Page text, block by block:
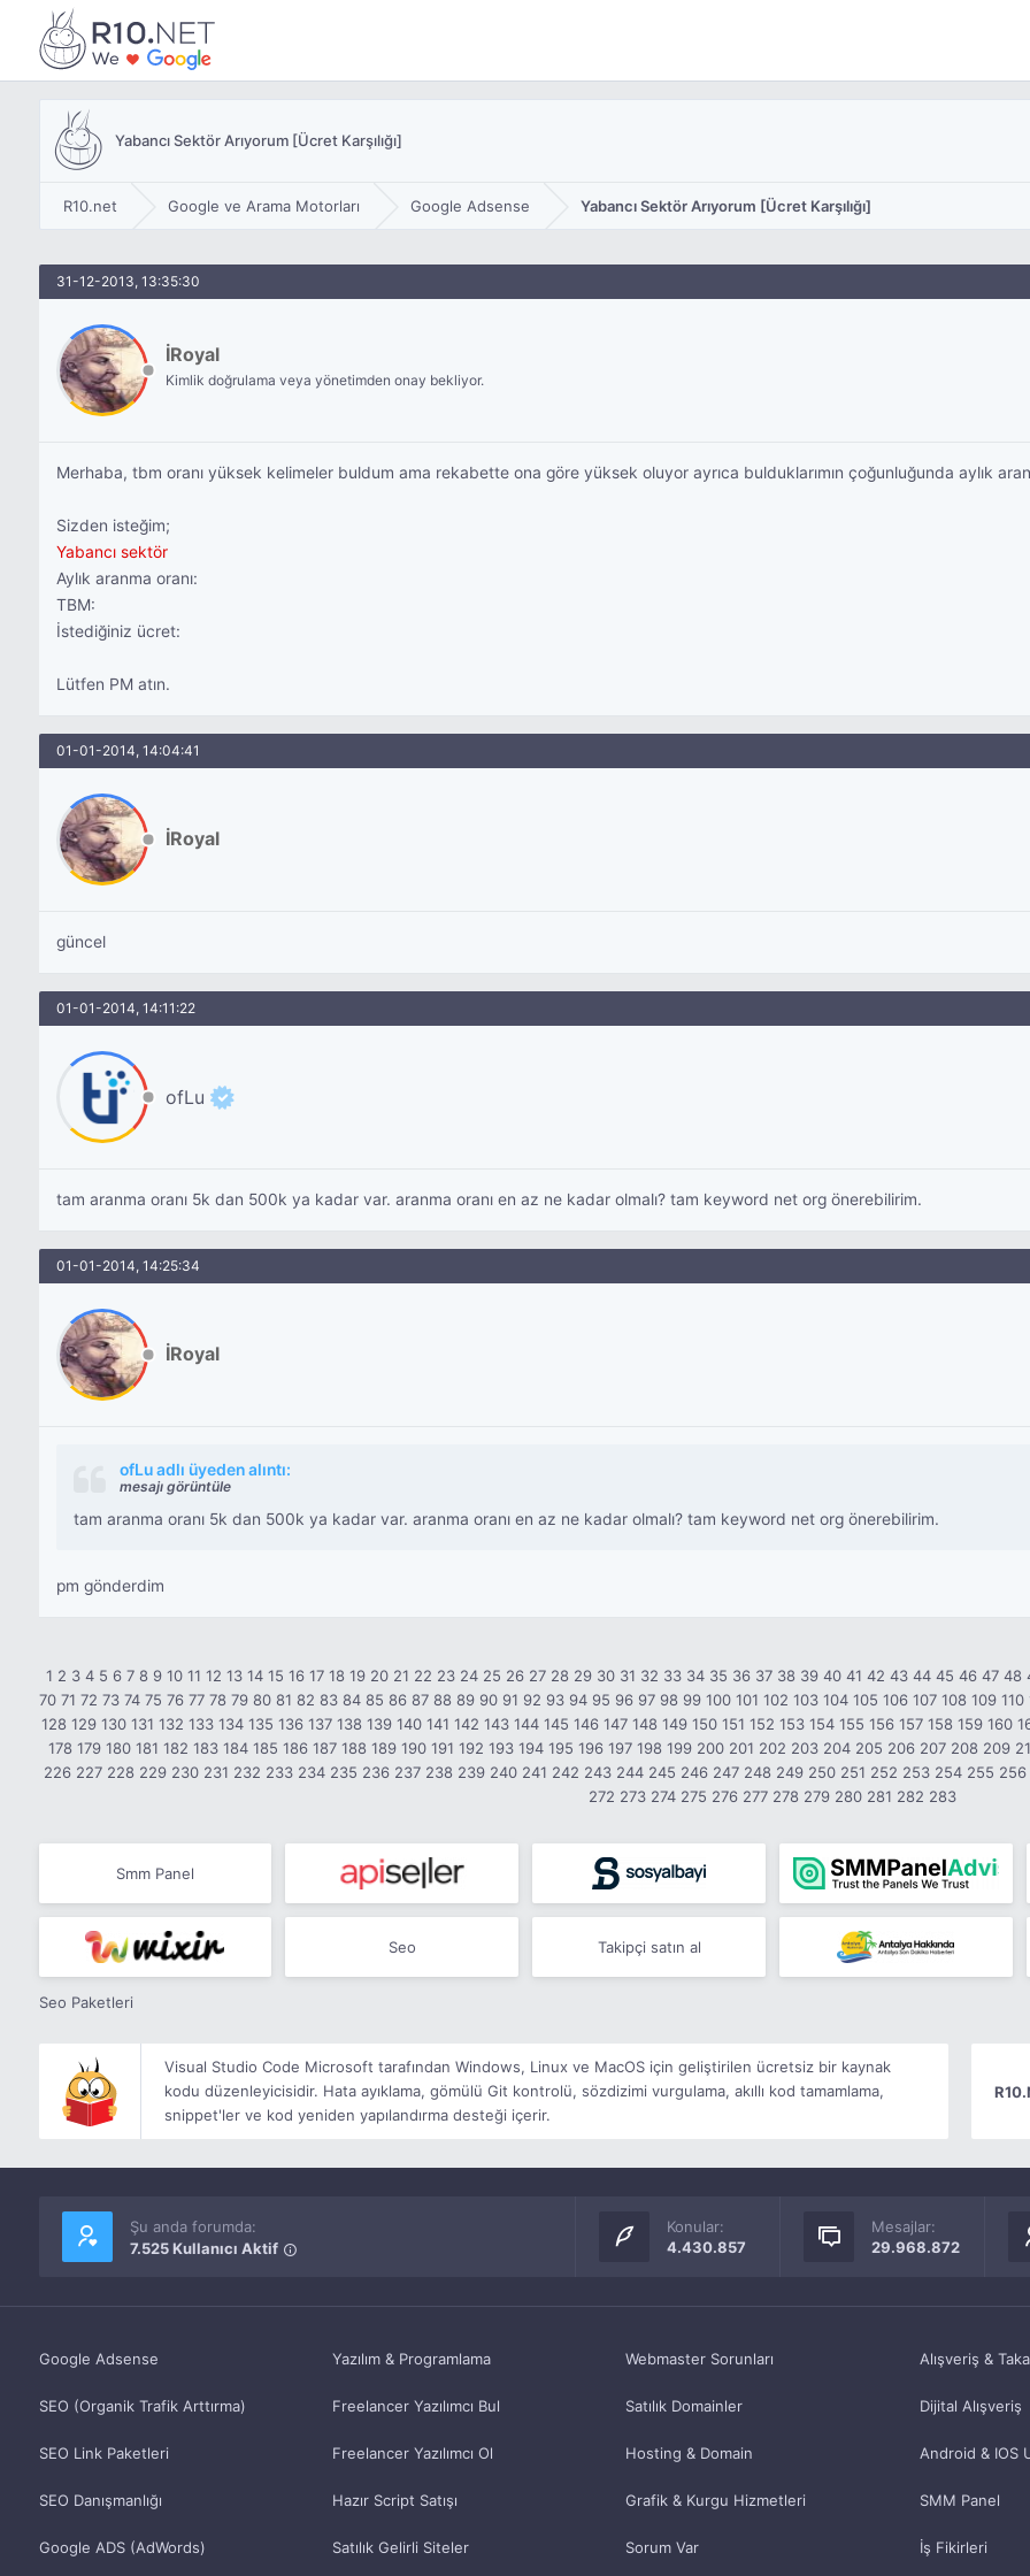
Yabancı Sektör Arıyorum [Ücret Karşılığı]
R10.net Google ve Arama Motorları Google Adsense Yabancı Sektör Arıyorum [Ücret Karşılığı]
31-12-2013, 13:35:30
İRoyal
Kimlik doğrulama veya yönetimden onay bekliyor.
Merhaba, tbm oranı yüksek kelimeler buldum ama rekabette ona göre yüksek oluyor ayrıca bulduklarımın çoğunluğunda aylık
Sizden isteğim;
Yabancı sektör
Aylık aranma oranı:
TBM:
İstediğiniz ücret:
Lütfen PM atın.
01-01-2014, 14:04:41
İRoyal
güncel
01-01-2014, 14:11:22
ofLu
tam aranma oranı 5k dan 500k ya kadar var. aranma oranı en az ne kadar olmalı? tam keyword net org önerebilirim.
01-01-2014, 14:25:34
İRoyal
ofLu adlı üyeden alıntı:
mesajı görüntüle
tam aranma oranı 5k dan 500k ya kadar var. aranma oranı en az ne kadar olmalı? tam keyword net org önerebilirim.
pm gönderdim
1 2 3 4 5 6 7 8 9 10 11 12 13 14 15 16 17 18 19 20 21 22 23 24 25 26 27 28 29 30 31 32 33 34 35 36 37 38 39 40 41 42 43 44 45 46 47 48
70 71 72 73 74 75 76 77 78 79 80 81 82 83 84 85 86 87 88 89 90 91 92 93 94 95 96 97 98 99 100 101 102 103 104 105 106 107 108 109 110
128 129 130 131 132 133 134 135 136 137 138 139 140 141 142 143 144 145 146 147 148 149 150 151 152 153 154 155 156 157 158 159 160
178 179 180 181 182 183 184 185 186 187 188 189 190 191 192 193 194 195 196 197 198 199 200 201 202 203 204 205 206 207 208 209
226 227 228 229 230 231 232 233 234 235 236 237 238 239 240 241 242 243 244 245 246 247 248 249 250 251 252 253 254 255 256
272 273 274 275 276 277 278 279 280 281 282 283
Smm Panel
Seo Takipçi satın al
Seo Paketleri
Visual Studio Code Microsoft tarafından Windows, Linux ve MacOS için geliştirilen ücretsiz bir kaynak
kodu düzenleyicisidir. Hata ayıklama, gömülü Git kontrolü, sözdizimi vurgulama, akıllı kod tamamlama,
snippet'ler ve kod yeniden yapılandırma desteği içerir.
Şu anda forumda:
7.525 Kullanıcı Aktif
Konular:
4.430.857
Mesajlar:
29.968.872
Google Adsense
SEO (Organik Trafik Arttırma)
SEO Link Paketleri
SEO Danışmanlığı
Google ADS (AdWords)
Yazılım & Programlama
Freelancer Yazılımcı Bul
Freelancer Yazılımcı Ol
Hazır Script Satışı
Satılık Gelirli Siteler
Webmaster Sorunları
Satılık Domainler
Hosting & Domain
Grafik & Kurgu Hizmetleri
Sorum Var
Alışveriş &
Dijital Alışveriş
Android & IOS
SMM Panel
İş Fikirleri